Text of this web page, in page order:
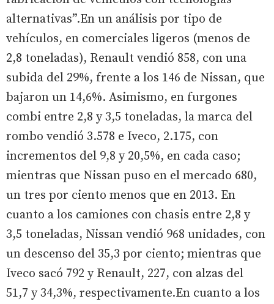
alternativas”.En un análisis por tipo de
vehículos, en comerciales ligeros (menos de
2,8 toneladas), Renault vendió 858, con una
subida del 29%, frente a los 146 de Nissan, que
bajaron un 14,6%. Asimismo, en furgones
combi entre 2,8 y 3,5 toneladas, la marca del
rombo vendió 3.578 e Iveco, 2.175, con
incrementos del 9,8 y 20,5%, en cada caso;
mientras que Nissan puso en el mercado 680,
un tres por ciento menos que en 2013. En
cuanto a los camiones con chasis entre 2,8 y
3,5 toneladas, Nissan vendió 968 unidades, con
un descenso del 35,3 por ciento; mientras que
Iveco sacó 792 y Renault, 227, con alzas del
51,7 y 34,3%, respectivamente.En cuanto a los